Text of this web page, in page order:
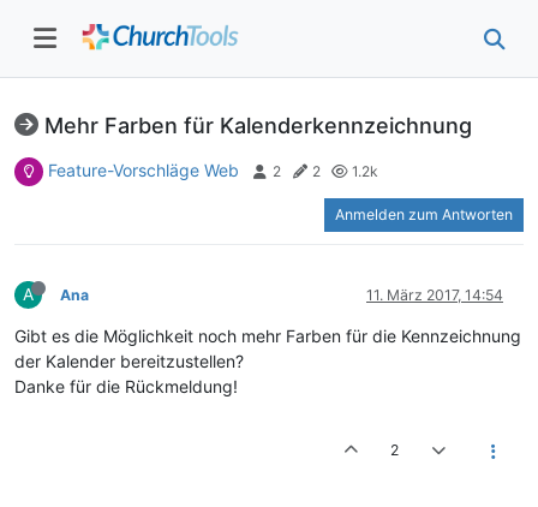
Mehr Farben für Kalenderkennzeichnung
Feature-Vorschläge Web 2 2 1.2k
Anmelden zum Antworten
A Ana 11. März 2017, 14:54
Gibt es die Möglichkeit noch mehr Farben für die Kennzeichnung
der Kalender bereitzustellen?
Danke für die Rückmeldung!
2